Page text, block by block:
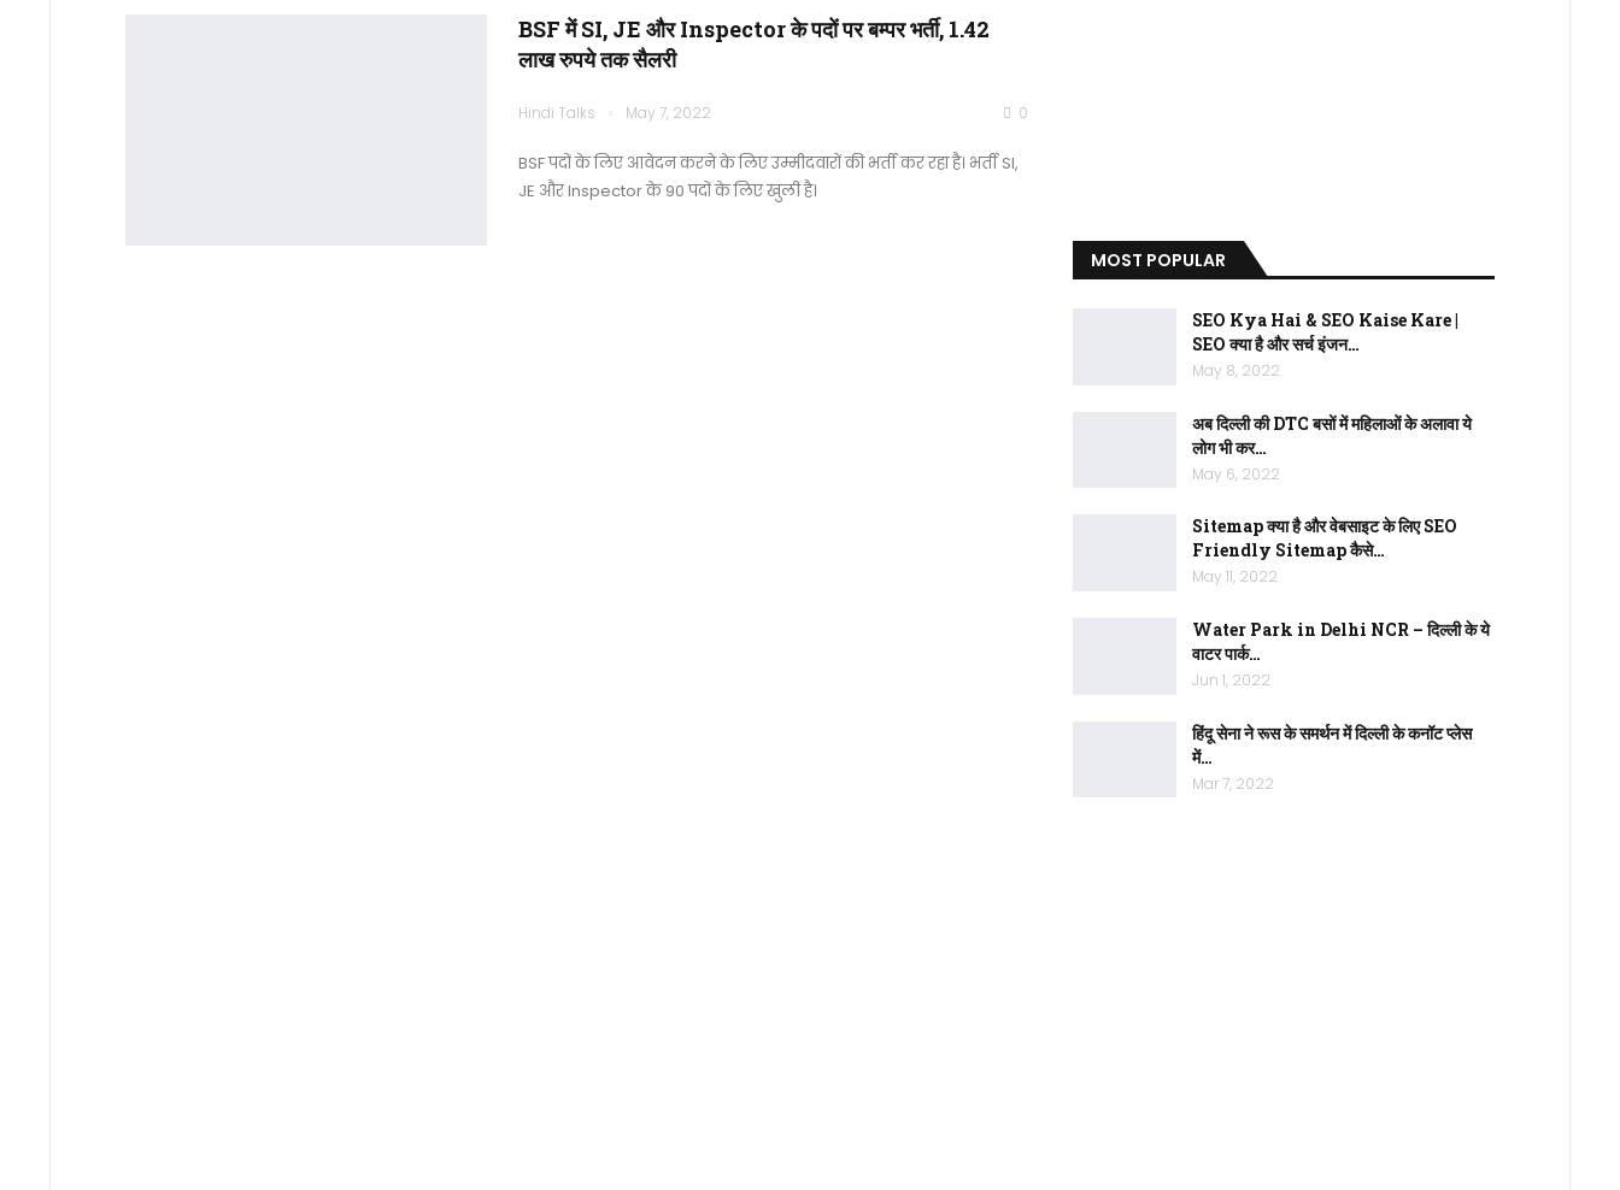
BSF में SI, JE और Inspector के पदों पर बम्पर भर्ती, 1.42
लाख रुपये तक सैलरी
Hindi Talks May 7, 2022 0
BSF पदों के लिए आवेदन करने के लिए उम्मीदवारों की भर्ती कर रहा है। भर्ती SI,
JE और Inspector के 90 पदों के लिए खुली है।
MOST POPULAR
SEO Kya Hai & SEO Kaise Kare |
SEO क्या है और सर्च इंजन…
May 8, 2022
अब दिल्ली की DTC बसों में महिलाओं के अलावा ये
लोग भी कर…
May 6, 2022
Sitemap क्या है और वेबसाइट के लिए SEO
Friendly Sitemap कैसे…
May 11, 2022
Water Park in Delhi NCR – दिल्ली के ये
वाटर पार्क…
Jun 1, 2022
हिंदू सेना ने रूस के समर्थन में दिल्ली के कनॉट प्लेस
में…
Mar 7, 2022